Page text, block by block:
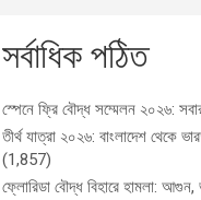
সর্বাধিক পঠিত
স্পেনে ফ্রি বৌদ্ধ সম্মেলন ২০২৬:
তীর্থ যাত্রা ২০২৬: বাংলাদেশ থেকে
(1,857)
ফ্লোরিডা বৌদ্ধ বিহারে হামলা: